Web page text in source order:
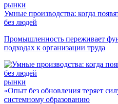
рынки
Умные производства: когда
без людей
Промышленность переживает
подходах к организации труда
рынки
«Опыт без обновления теряет
системному образованию